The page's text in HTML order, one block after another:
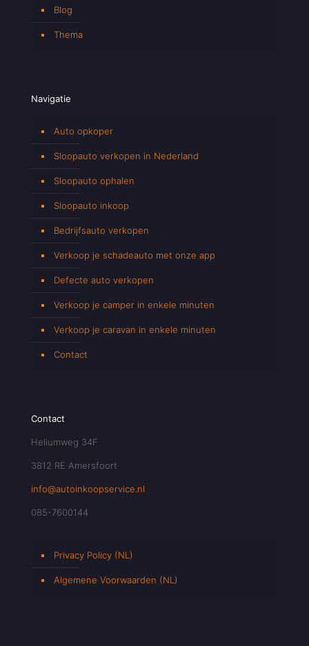
Blog
Thema
Navigatie
Auto opkoper
Sloopauto verkopen in Nederland
Sloopauto ophalen
Sloopauto inkoop
Bedrijfsauto verkopen
Verkoop je schadeauto met onze app
Defecte auto verkopen
Verkoop je camper in enkele minuten
Verkoop je caravan in enkele minuten
Contact
Contact
Heliumweg 34F
3812 RE Amersfoort
info@autoinkoopservice.nl
085-7600144
Privacy Policy (NL)
Algemene Voorwaarden (NL)